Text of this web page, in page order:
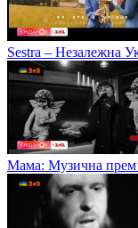
Sestra – Незалежна
Мама: Музична